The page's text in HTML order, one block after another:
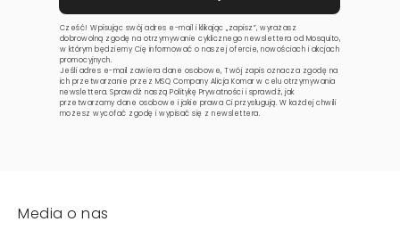
Cześć! Wpisując swój adres e-mail i klikając „zapisz”, wyrażasz
dobrowolną zgodę na otrzymywanie cyklicznego newslettera od Mosquito,
w którym będziemy Cię informować o naszej ofercie, nowościach i akcjach
promocyjnych.
Jeśli adres e-mail zawiera dane osobowe, Twój zapis oznacza zgodę na
ich przetwarzanie przez MSQ Company Alicja Komar w celu otrzymywania
newslettera. Sprawdź naszą Politykę Prywatnościi sprawdź, jak
przetwarzamy dane osobowe i jakie prawa Ci przysługują. W każdej chwili
możesz wycofać zgodę i wypisać się z newslettera.
Media o nas